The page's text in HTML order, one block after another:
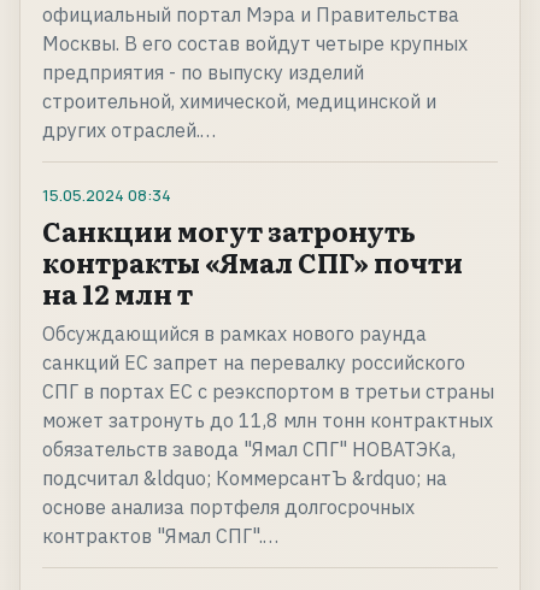
официальный портал Мэра и Правительства
Москвы. В его состав войдут четыре крупных
предприятия - по выпуску изделий
строительной, химической, медицинской и
других отраслей.…
15.05.2024 08:34
Санкции могут затронуть
контракты «Ямал СПГ» почти
на 12 млн т
Обсуждающийся в рамках нового раунда
санкций ЕС запрет на перевалку российского
СПГ в портах ЕС с реэкспортом в третьи страны
может затронуть до 11,8 млн тонн контрактных
обязательств завода "Ямал СПГ" НОВАТЭКа,
подсчитал &ldquo; КоммерсантЪ &rdquo; на
основе анализа портфеля долгосрочных
контрактов "Ямал СПГ".…